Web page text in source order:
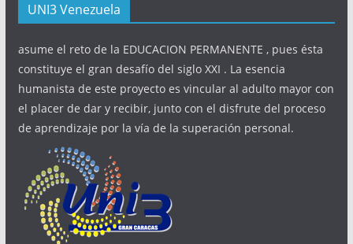
UNI3 Venezuela
asume el reto de la EDUCACION PERMANENTE , pues ésta
constituye el gran desafío del siglo XXI . La esencia
humanista de este proyecto es vincular al adulto mayor con
el placer de dar y recibir, junto con el disfrute del proceso
de aprendizaje por la vía de la superación personal.